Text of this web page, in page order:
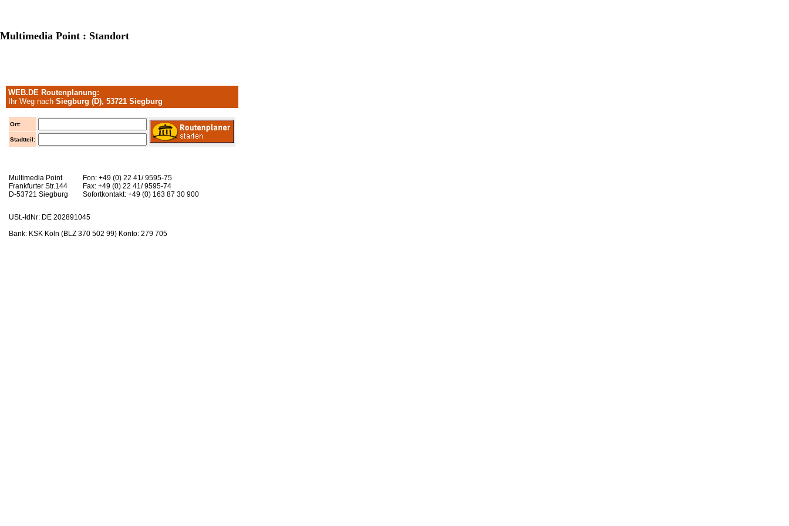
Multimedia Point : Standort
WEB.DE Routenplanung:
Ihr Weg nach Siegburg (D), 53721 Siegburg
Ort:
Stadtteil:
Multimedia Point
Frankfurter Str.144
D-53721 Siegburg
Fon: +49 (0) 22 41/ 9595-75
Fax: +49 (0) 22 41/ 9595-74
Sofortkontakt: +49 (0) 163 87 30 900
USt.-IdNr: DE 202891045
Bank: KSK Köln (BLZ 370 502 99) Konto: 279 705